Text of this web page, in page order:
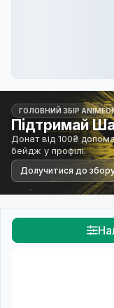
ГОЛОВНИЙ ЗБІР
Підтримай
Донат від 100₴
бейдж у профілі.
Долучитися до